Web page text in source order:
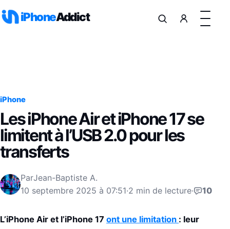
iPhoneAddict
iPhone
Les iPhone Air et iPhone 17 se
limitent à l’USB 2.0 pour les
transferts
ParJean-Baptiste A.
10 septembre 2025 à 07:51·2 min de lecture· 10
L’iPhone Air et l’iPhone 17 ont une limitation : leur